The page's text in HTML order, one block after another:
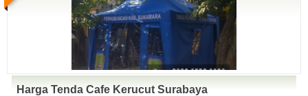
Harga Tenda Cafe Kerucut Surabaya